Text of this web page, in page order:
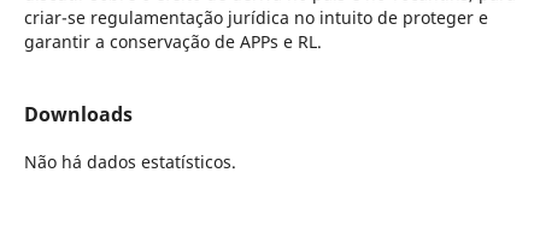
criar-se regulamentação jurídica no intuito de proteger e
garantir a conservação de APPs e RL.
Downloads
Não há dados estatísticos.